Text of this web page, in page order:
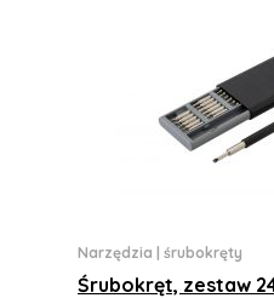
Narzędzia śrubokręty
Śrubokręt, zestaw